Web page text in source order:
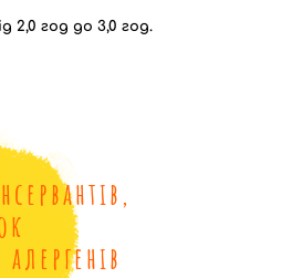
2,0 год до 3,0 год.